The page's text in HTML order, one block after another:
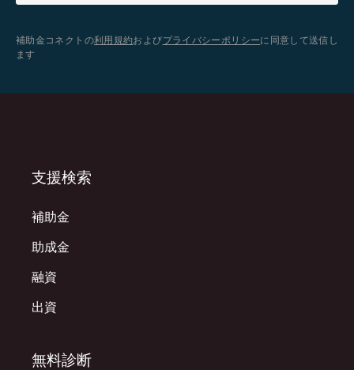
補助金コネクトの利用規約およびプライバシーポリシーに同意して送信し
ます
支援検索
補助金
助成金
融資
出資
無料診断